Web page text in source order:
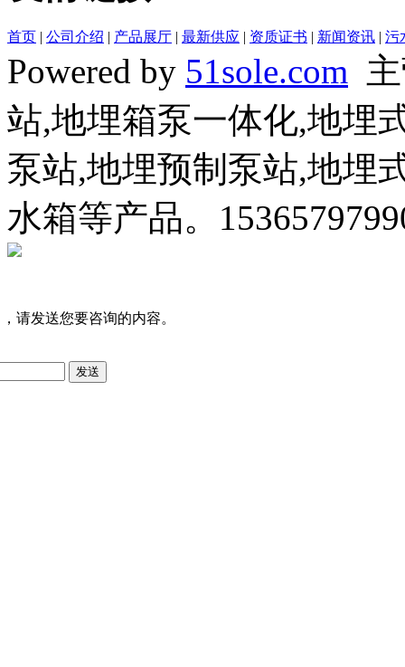
首页 | 公司介绍 | 产品展厅 | 最新供应 | 资质证书 | 新闻资讯 | 污
Powered by 51sole.com
站,地埋箱泵一体化,地埋
泵站,地埋预制泵站,地埋
水箱等产品。
请发送您要咨询的内容。